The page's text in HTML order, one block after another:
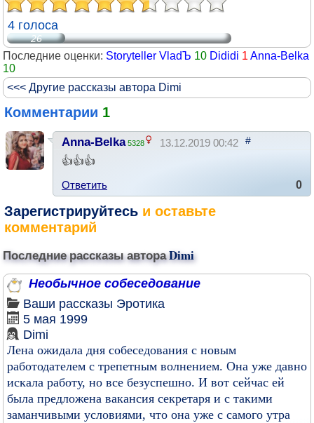
4 голоса
26
Последние оценки: Storyteller VladЪ 10 Dididi 1 Anna-Belka
10
<<< Другие рассказы автора Dimi
Комментарии 1
Anna-Belka 5328 13.12.2019 00:42 #
👍👍👍
Ответить
0
Зарегистрируйтесь и оставьте
комментарий
Последние рассказы автораDimi
Необычное собеседование
Ваши рассказы Эротика
5 мая 1999
Dimi
Лена ожидала дня собеседования с новым
работодателем с трепетным волнением. Она уже давно
искала работу, но все безуспешно. И вот сейчас ей
была предложена вакансия секретаря и с такими
заманчивыми условиями, что она уже с самого утра